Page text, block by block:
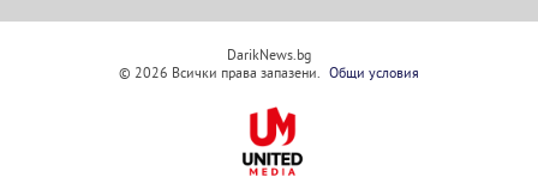
DarikNews.bg
© 2026 Всички права запазени. Общи условия